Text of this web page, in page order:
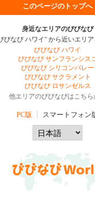
このページのトップへ
身近なエリアのびびなび
びなび ハワイ" から近いエリ
びびなび ハワイ
びびなび サンフランシス
びびなび シリコンバレー
びびなび サクラメント
びびなび ロサンゼルス
他エリアのびびなびはこちら
PC版 スマートフォン